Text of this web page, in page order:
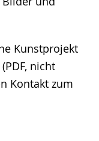
Kunstprojekt
nicht
Kontakt zum